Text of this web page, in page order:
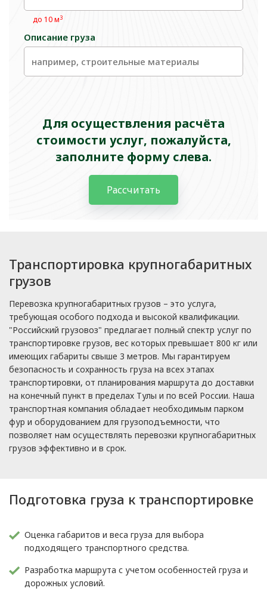
до 10 м3
Описание груза
Для осуществления расчёта
стоимости услуг, пожалуйста,
заполните форму слева.
Рассчитать
Транспортировка крупногабаритных
грузов
Перевозка крупногабаритных грузов – это услуга,
требующая особого подхода и высокой квалификации.
"Российский грузовоз" предлагает полный спектр услуг по
транспортировке грузов, вес которых превышает 800 кг или
имеющих габариты свыше 3 метров. Мы гарантируем
безопасность и сохранность груза на всех этапах
транспортировки, от планирования маршрута до доставки
на конечный пункт в пределах Тулы и по всей России. Наша
транспортная компания обладает необходимым парком
фур и оборудованием для грузоподъемности, что
позволяет нам осуществлять перевозки крупногабаритных
грузов эффективно и в срок.
Подготовка груза к транспортировке
Оценка габаритов и веса груза для выбора
подходящего транспортного средства.
Разработка маршрута с учетом особенностей груза и
дорожных условий.